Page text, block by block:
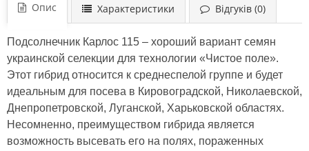
Опис Характеристики Відгуків (0)
Подсолнечник Карлос 115 – хороший вариант семян
украинской селекции для технологии «Чистое поле».
Этот гибрид относится к среднеспелой группе и будет
идеальным для посева в Кировоградской, Николаевской,
Днепропетровской, Луганской, Харьковской областях.
Несомненно, преимуществом гибрида является
возможность высевать его на полях, пораженных